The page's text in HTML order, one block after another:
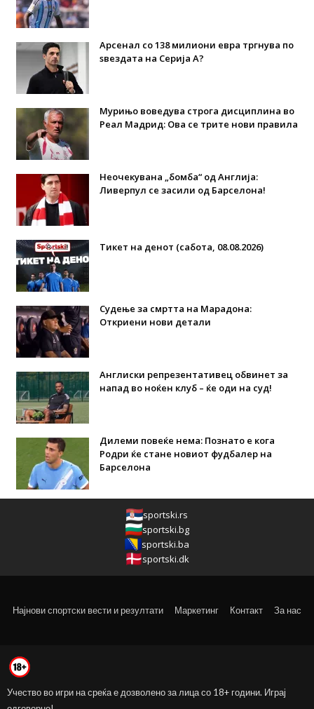
Арсенал со 138 милиони евра тргнува по
ѕвездата на Серија А?
Мурињо воведува строга дисциплина во
Реал Мадрид: Ова се трите нови правила
Неочекувана „бомба“ од Англија:
Ливерпул се засили од Барселона!
Тикет на денот (сабота, 08.08.2026)
Судење за смртта на Марадона:
Откриени нови детали
Англиски репрезентативец обвинет за
напад во ноќен клуб – ќе оди на суд!
Дилеми повеќе нема: Познато е кога
Родри ќе стане новиот фудбалер на
Барселона
sportski.rs
sportski.bg
sportski.ba
sportski.dk
Најнови спортски вести и резултати Маркетинг Контакт За нас
Учество во игри на среќа е дозволено за лица со 18+ години. Играј